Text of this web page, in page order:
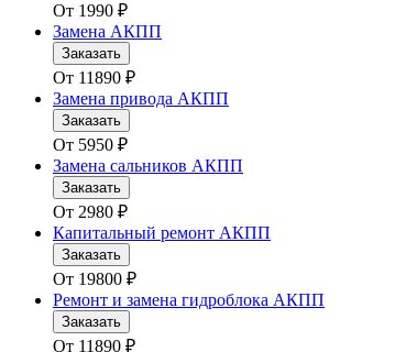
От 1990 ₽
Замена АКПП
Заказать
От 11890 ₽
Замена привода АКПП
Заказать
От 5950 ₽
Замена сальников АКПП
Заказать
От 2980 ₽
Капитальный ремонт АКПП
Заказать
От 19800 ₽
Ремонт и замена гидроблока АКПП
Заказать
От 11890 ₽